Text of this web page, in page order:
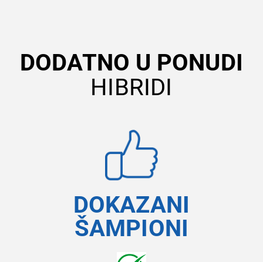
DODATNO U PONUDI
HIBRIDI
DOKAZANI
ŠAMPIONI